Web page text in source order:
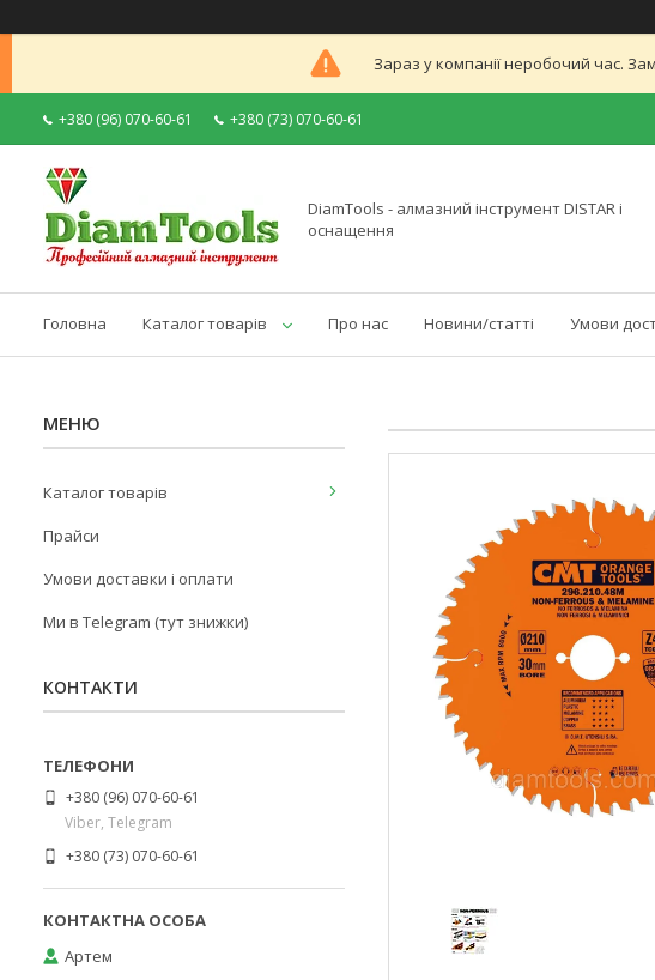
Зараз у компанії неробочий час.
+380 (96) 070-60-61 +380 (73) 070-60-61
DiamTools - алмазний інструмент DISTAR і
оснащення
Головна Каталог товарів Про нас Новини/статті Умови
Каталог товарів
Прайси
Умови доставки і оплати
Ми в Telegram (тут знижки)
КОНТАКТИ
+380 (96) 070-60-61
Viber, Telegram
+380 (73) 070-60-61
Артем